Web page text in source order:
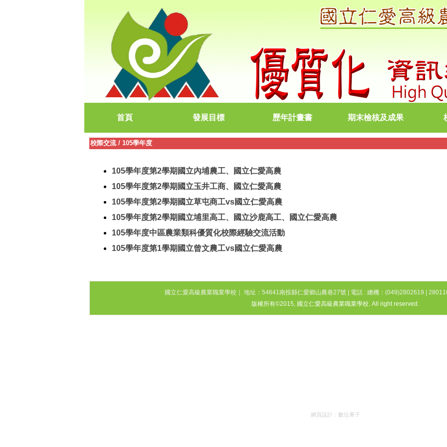
首頁 發展目標 歷年計畫書 期末檢核及成果
校際交流/ 105學年度
105學年度第2學期國立內埔農工、國立仁愛高農
105學年度第2學期國立玉井工商、國立仁愛高農
105學年度第2學期國立草屯商工vs國立仁愛高農
105學年度第2學期國立埔里高工、國立沙鹿高工、國立仁愛高農
105學年度中區農業類科優質化校際經驗交流活動
105學年度第1學期國立曾文農工vs國立仁愛高農
國立仁愛高級農業職業學校｜ 地址：54641南投縣仁愛鄉山農巷27號 | 電話 : 總機：(049)2802619 |
版權所有©2015, 國立仁愛高級農業職業學校. All right reserved.
網頁設計： 數位果子